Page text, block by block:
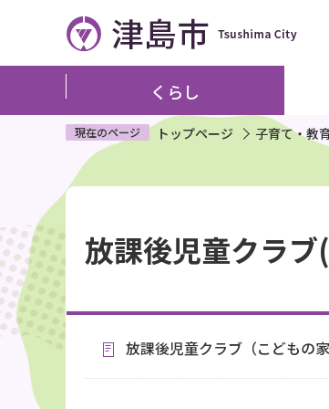
ペ
ジ
す
くらし
現在のページ トップページ 子育て・教
文
こ
こ
か
ら
放課後児童クラ
放課後児童クラブ（こどもの